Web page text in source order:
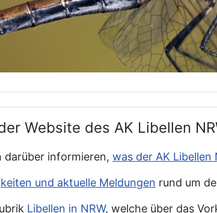
Website des AK Libellen
darüber informieren, was der AK Libellen
und aktuelle Meldungen rund um
Libellen in NRW, welche über das